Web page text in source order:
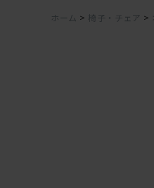
ホーム > 椅子・チェア >